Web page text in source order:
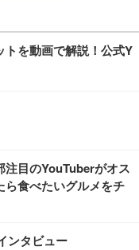
トを動画で解説！公式Y
注目のYouTuberがオス
ら食べたいグルメをチ
ンタビュー